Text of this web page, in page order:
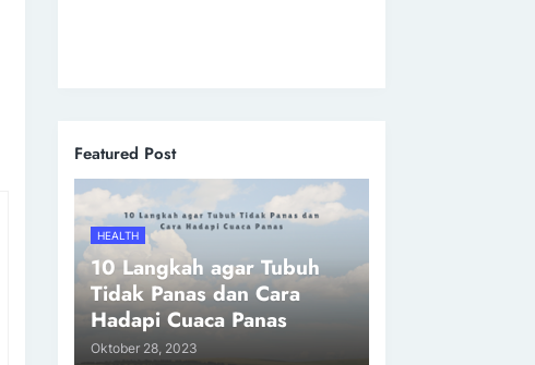
Featured Post
HEALTH
10 Langkah agar Tubuh
Tidak Panas dan Cara
Hadapi Cuaca Panas
Oktober 28, 2023